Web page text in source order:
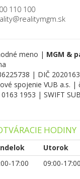
110 100
meno | MGM &
| DIČ
spojenie VUB a.s. |
1­953 | SWIFT
HODINY
Utorok
17:00
09:00-17:00